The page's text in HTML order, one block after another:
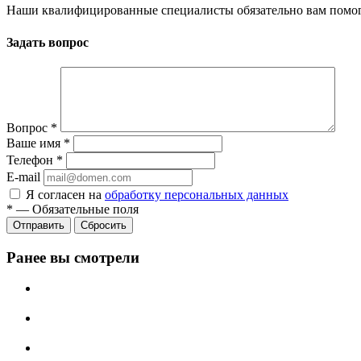
Наши квалифицированные специалисты обязательно вам
Задать вопрос
Вопрос *
Ваше имя *
Телефон *
E-mail
Я согласен на обработку персональных данных
* — Обязательные поля
Сбросить
Ранее вы смотрели